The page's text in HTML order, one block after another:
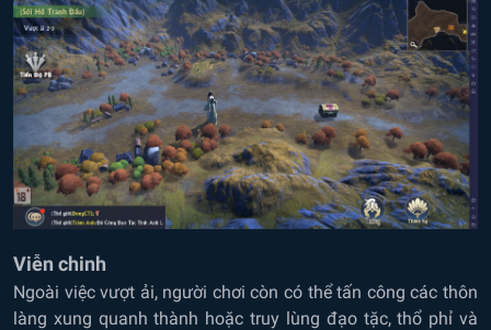
Viễn chinh
Ngoài việc vượt ải, người chơi còn có thể tấn công các thôn
làng xung quanh thành hoặc truy lùng đạo tặc, thổ phỉ và